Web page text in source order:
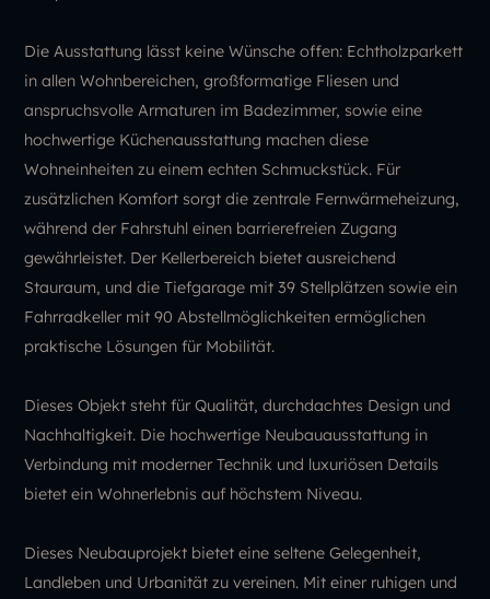
Die Ausstattung lässt keine Wünsche offen: Echtholzparkett
in allen Wohnbereichen, großformatige Fliesen und
anspruchsvolle Armaturen im Badezimmer, sowie eine
hochwertige Küchenausstattung machen diese
Wohneinheiten zu einem echten Schmuckstück. Für
zusätzlichen Komfort sorgt die zentrale Fernwärmeheizung,
während der Fahrstuhl einen barrierefreien Zugang
gewährleistet. Der Kellerbereich bietet ausreichend
Stauraum, und die Tiefgarage mit 39 Stellplätzen sowie ein
Fahrradkeller mit 90 Abstellmöglichkeiten ermöglichen
praktische Lösungen für Mobilität.
Dieses Objekt steht für Qualität, durchdachtes Design und
Nachhaltigkeit. Die hochwertige Neubauausstattung in
Verbindung mit moderner Technik und luxuriösen Details
bietet ein Wohnerlebnis auf höchstem Niveau.
Dieses Neubauprojekt bietet eine seltene Gelegenheit,
Landleben und Urbanität zu vereinen. Mit einer ruhigen und